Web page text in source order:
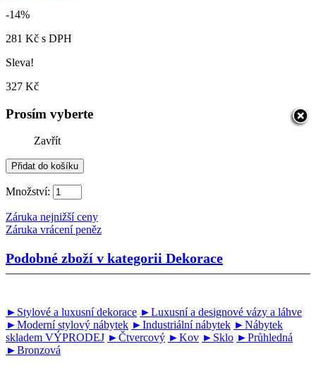
-14%
281 Kč s DPH
Sleva!
327 Kč
Prosím vyberte
Zavřít
Množství:
Záruka nejnižší ceny
Záruka vrácení peněz
Podobné zboží v kategorii Dekorace
►Stylové a luxusní dekorace ►Luxusní a designové vázy a láhve
►Moderní stylový nábytek ►Industriální nábytek ►Nábytek
skladem VÝPRODEJ ►Čtvercový ►Kov ►Sklo ►Průhledná
►Bronzová